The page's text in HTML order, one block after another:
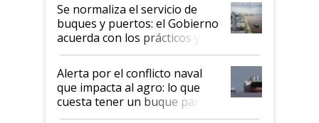
Se normaliza el servicio de
buques y puertos: el Gobierno
acuerda con los prácticos y
suspende el decreto de
desregulación
Alerta por el conflicto naval
que impacta al agro: lo que
cuesta tener un buque parado
y el peligro de que Argentina